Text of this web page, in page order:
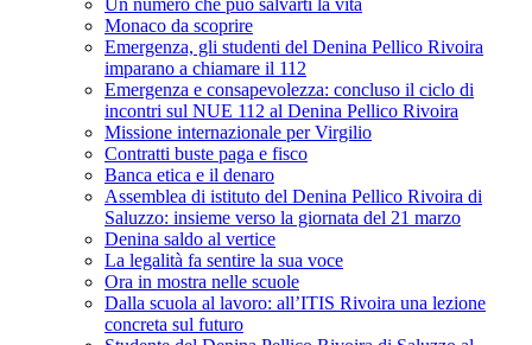
Un numero che può salvarti la vita
Monaco da scoprire
Emergenza, gli studenti del Denina Pellico Rivoira
imparano a chiamare il 112
Emergenza e consapevolezza: concluso il ciclo di
incontri sul NUE 112 al Denina Pellico Rivoira
Missione internazionale per Virgilio
Contratti buste paga e fisco
Banca etica e il denaro
Assemblea di istituto del Denina Pellico Rivoira di
Saluzzo: insieme verso la giornata del 21 marzo
Denina saldo al vertice
La legalità fa sentire la sua voce
Ora in mostra nelle scuole
Dalla scuola al lavoro: all’ITIS Rivoira una lezione
concreta sul futuro